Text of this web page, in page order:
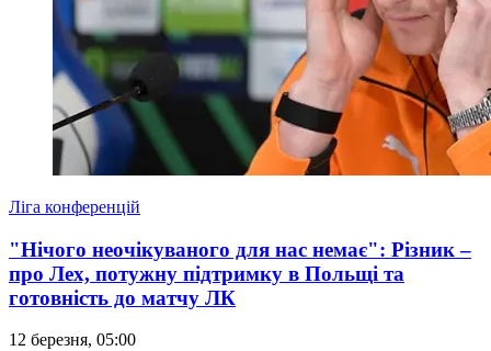
Ліга конференцій
"Нічого неочікуваного для нас немає": Різник –
про Лех, потужну підтримку в Польщі та
готовність до матчу ЛК
12 березня, 05:00